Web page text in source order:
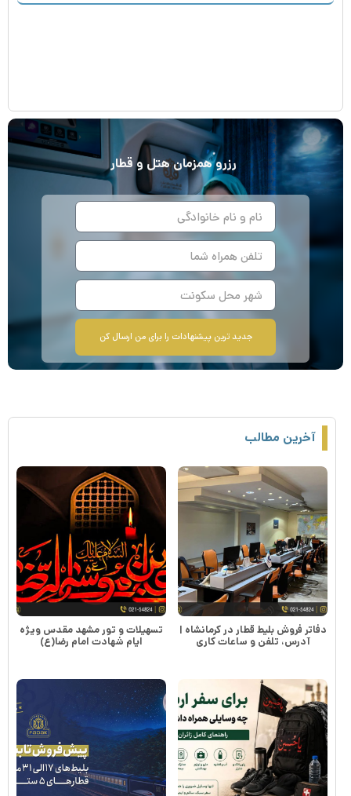
رزروهمزمانهتل و قطار
جدید ترین پیشنهادات را برای من ارسال کن
آخرین مطالب
دفاتر فروش بلیط قطار در کرمانشاه |
آدرس، تلفن و ساعات کاری
تسهیلات و تور مشهد مقدس ویژه
ایام شهادت امام رضا(ع)